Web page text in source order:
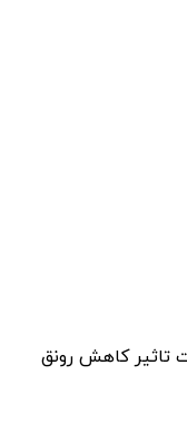
تاثیر کاهش رونق